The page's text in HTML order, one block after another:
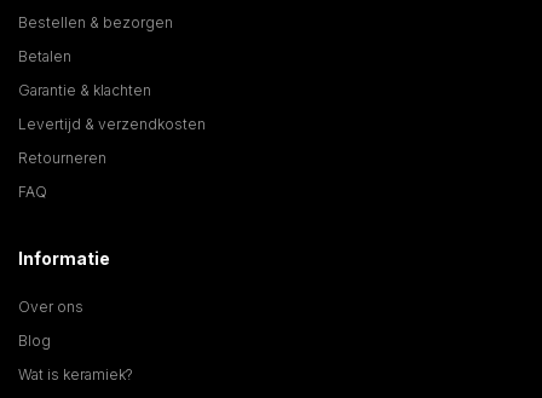
Bestellen & bezorgen
Betalen
Garantie & klachten
Levertijd & verzendkosten
Retourneren
FAQ
Informatie
Over ons
Blog
Wat is keramiek?